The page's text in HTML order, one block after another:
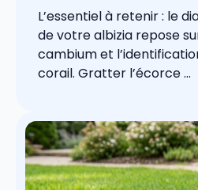
L’essentiel à retenir : le
de votre albizia repose
cambium et
corail. Gratter l’écorce ...